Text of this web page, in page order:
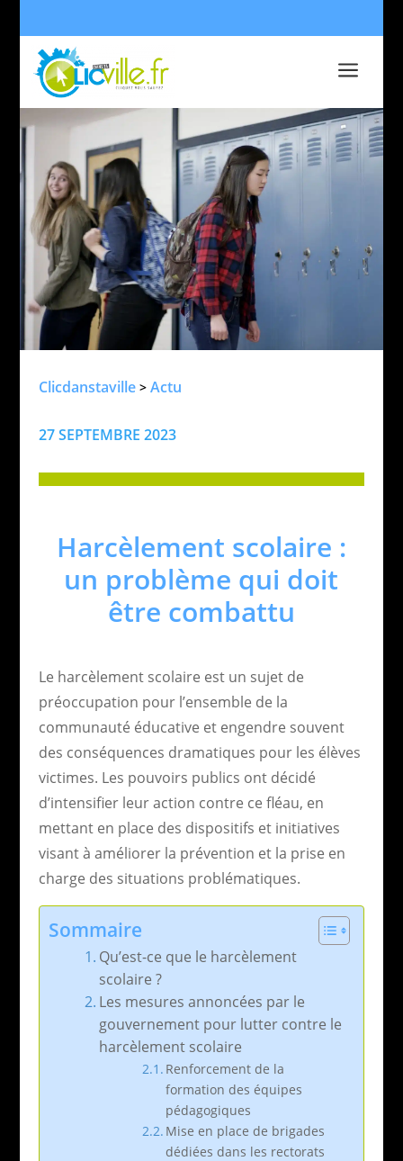
a
Clicdanstaville> Actu
27 SEPTEMBRE 2023
Harcèlement scolaire :
un problème qui doit
être combattu
Le harcèlement scolaire est un sujet de
préoccupation pour l’ensemble de la
communauté éducative et engendre souvent
des conséquences dramatiques pour les élèves
victimes. Les pouvoirs publics ont décidé
d’intensifier leur action contre ce fléau, en
mettant en place des dispositifs et initiatives
visant à améliorer la prévention et la prise en
charge des situations problématiques.
Sommaire
Qu’est-ce que le harcèlement
scolaire ?
Les mesures annoncées par le
gouvernement pour lutter contre le
harcèlement scolaire
Renforcement de la
formation des équipes
pédagogiques
Mise en place de brigades
dédiées dans les rectorats